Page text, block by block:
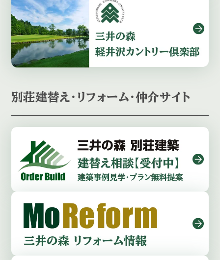
別荘建替え・リフォーム・仲介サイト